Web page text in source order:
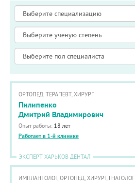
ОРТОПЕД, ТЕРАПЕВТ, ХИРУРГ
Пилипенко
Дмитрий Владимирович
Опыт работы: 18 лет
Работает в 1-й клинике
ЭКСПЕРТ ХАРЬКОВ ДЕНТАЛ
ИМПЛАНТОЛОГ, ОРТОПЕД, ХИРУРГ, ГНАТОЛОГ